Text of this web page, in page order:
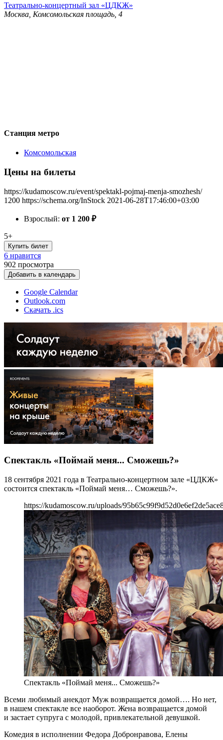
Театрально-концертный зал «ЦДКЖ»
Москва, Комсомольская площадь, 4
Станция метро
Комсомольская
Цены на билеты
https://kudamoscow.ru/event/spektakl-pojmaj-menja-smozhesh/
1200 https://schema.org/InStock 2021-06-28T17:46:00+03:00
Взрослый: от 1 200 ₽
5+
Купить билет
6 нравится
902 просмотра
Добавить в календарь
Google Calendar
Outlook.com
Скачать .ics
Спектакль «Поймай меня... Сможешь?»
18 сентября 2021 года в Театрально-концертном зале «ЦДКЖ»
состоится спектакль «Поймай меня… Сможешь?».
https://kudamoscow.ru/uploads/
Спектакль «Поймай меня... Сможешь?»
Всеми любимый анекдот Муж возвращается домой…. Но нет,
в нашем спектакле все наоборот. Жена возвращается домой
и застает супруга с молодой, привлекательной девушкой.
Комедия в исполнении Федора Добронравова, Елены